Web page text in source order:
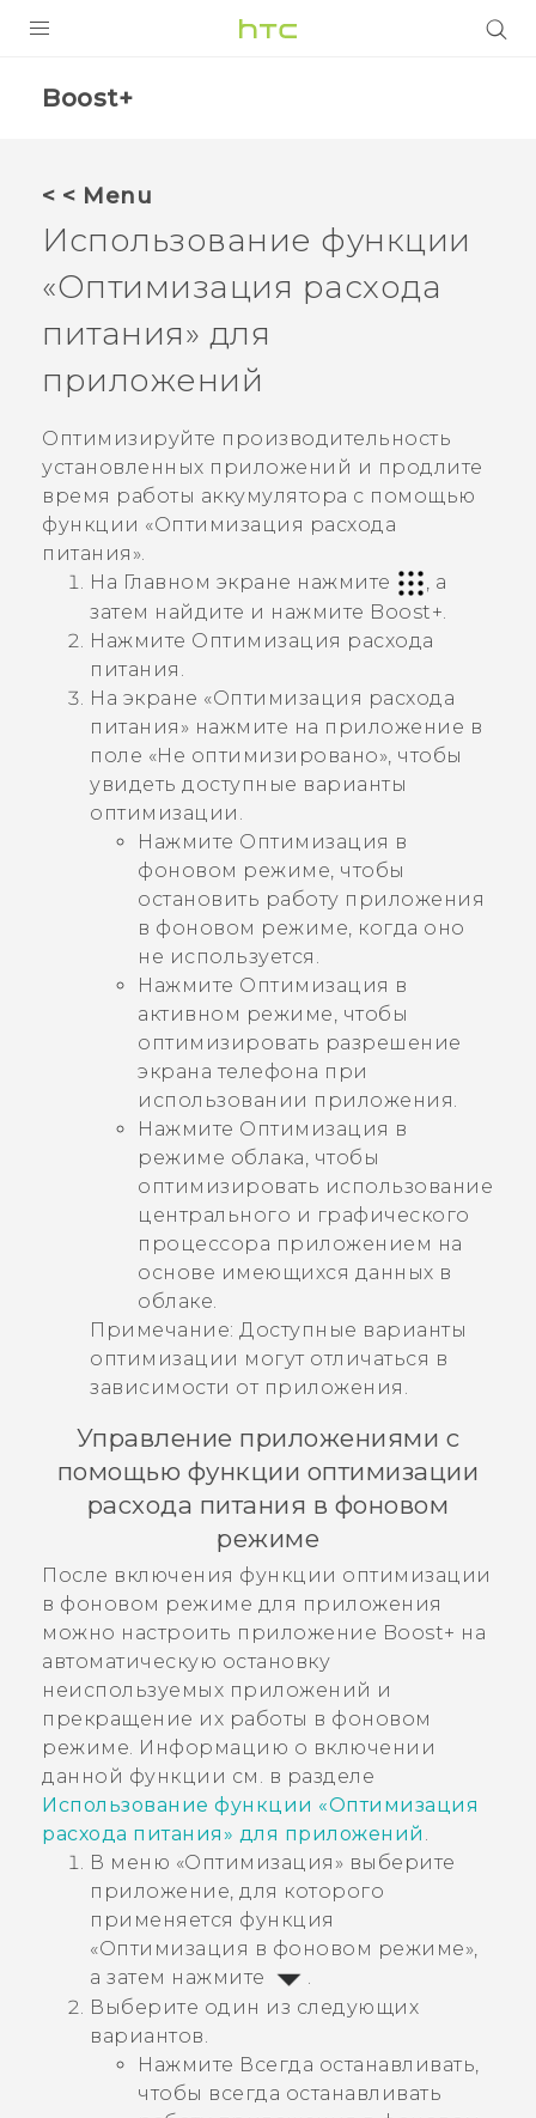
ПОДДЕРЖКА
Boost+
< < Menu
Использование функции
«Оптимизация расхода
питания» для
приложений
Оптимизируйте производительность
установленных приложений и продлите
время работы аккумулятора с помощью
функции «Оптимизация расхода
питания ».
На Главном экране нажмите
, а
затем найдите и нажмите Boost+.
Нажмите Оптимизация расхода
питания .
На экране «Оптимизация расхода
питания » нажмите на приложение в
поле «Не оптимизировано», чтобы
увидеть доступные варианты
оптимизации.
Нажмите Оптимизация в
фоновом режиме, чтобы
остановить работу приложения
в фоновом режиме, когда оно
не используется.
Нажмите Оптимизация в
активном режиме, чтобы
оптимизировать разрешение
экрана телефона при
использовании приложения.
Нажмите Оптимизация в
режиме облака, чтобы
оптимизировать использование
центрального и графического
процессора приложением на
основе имеющихся данных в
облаке.
Примечание: Доступные варианты
оптимизации могут отличаться в
зависимости от приложения.
Управление приложениями с
помощью функции оптимизации
расхода питания в фоновом
режиме
После включения функции оптимизации
в фоновом режиме для приложения
можно настроить приложение Boost+ на
автоматическую остановку
неиспользуемых приложений и
прекращение их работы в фоновом
режиме. Информацию о включении
данной функции см. в разделе
Использование функции «Оптимизация
расхода питания» для приложений .
В меню «Оптимизация » выберите
приложение, для которого
применяется функция
«Оптимизация в фоновом режиме»,
а затем нажмите
.
Выберите один из следующих
вариантов.
Нажмите Всегда останавливать,
чтобы всегда останавливать